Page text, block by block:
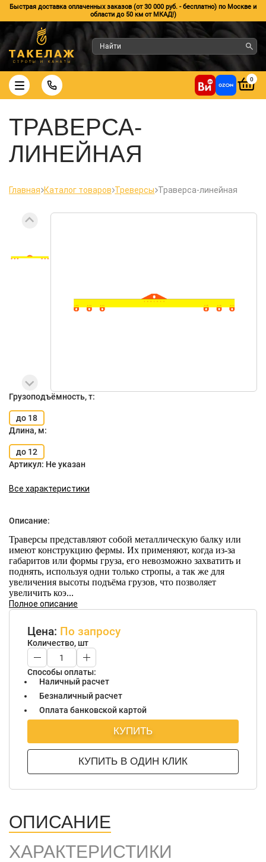
Быстрая доставка оплаченных заказов (от 30 000 руб. - бесплатно) по Москве и
области до 50 км от МКАД!)
0
ТРАВЕРСА-
ЛИНЕЙНАЯ
Главная Каталог товаров Треверсы Траверса-линейная
Грузоподъёмность, т:
до 18
Длина, м:
до 12
Артикул: Не указан
Все характеристики
Описание:
Траверсы представляют собой металлическую балку или
имеют конструкцию фермы. Их применяют, когда из-за
габаритов или формы груза, его невозможно захватить и
поднять, используя одни только стропы, а так же для
увеличения высоты подъёма грузов, что позволяет
увеличить коэ...
Полное описание
Цена: По запросу
Количество, шт
Способы оплаты:
Наличный расчет
Безналичный расчет
Оплата банковской картой
КУПИТЬ
КУПИТЬ В ОДИН КЛИК
ОПИСАНИЕ
ХАРАКТЕРИСТИКИ